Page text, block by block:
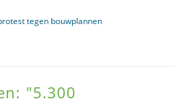
tegen bouwplannen
"5.300